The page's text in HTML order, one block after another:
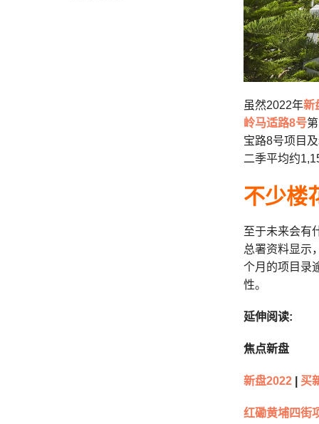
虽然2022年新
岭马适路8号
宝路8号项目
二季平均约
不少楼
至于未来会有
总署资料显示
个月的项目录
性。
延伸阅读:
焦点新盘
新盘2022 买
红磡黄埔四街